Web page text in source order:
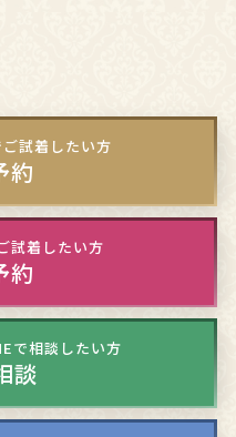
試着したい方
約
試着したい方
約
で相談したい方
談